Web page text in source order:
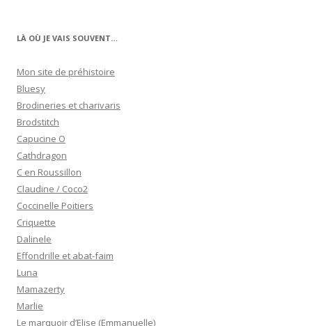
LÀ OÙ JE VAIS SOUVENT…
Mon site de préhistoire
Bluesy
Brodineries et charivaris
Brodstitch
Capucine O
Cathdragon
C en Roussillon
Claudine / Coco2
Coccinelle Poitiers
Criquette
Dalinele
Effondrille et abat-faim
Luna
Mamazerty
Marlie
Le marquoir d’Elise (Emmanuelle)